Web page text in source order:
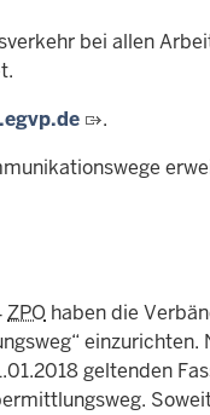
bei allen
.
ZPO haben die
einzurichten.
geltenden